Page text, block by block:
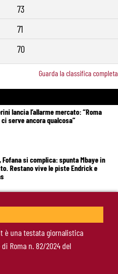
73
71
70
Guarda la classifica completa
lancia l’allarme mercato: “Roma
serve ancora qualcosa”
Fofana si complica: spunta Mbaye in
Restano vive le piste Endrick e
Gasperini frena il rientro: “Ci vorrà
è una testata giornalistica
Roma n. 82/2024 del